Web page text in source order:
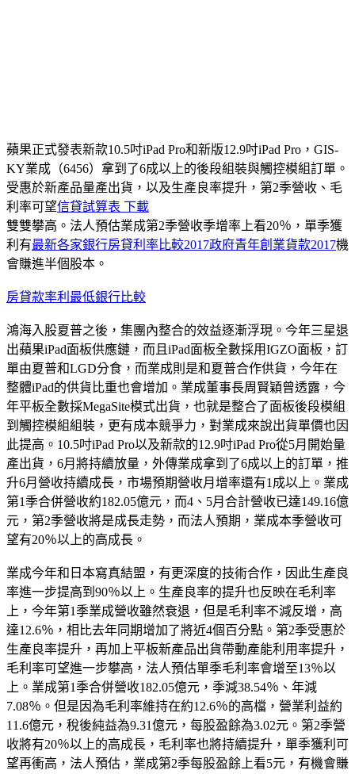
蘋果正式發表新款10.5吋iPad Pro和新版12.9吋iPad Pro，GIS-
KY業成（6456）拿到了6成以上的後段組裝與觸控模組訂單。
受惠於新產品量產出貨，以及生產良率提升，第2季營收、毛
利率可望信貸試算表 下載
雙雙攀高。法人預估業成第2季營收季增率上看20％，單季獲
利有最新各家銀行房貸利率比較2017政府青年創業貨款2017機
會賺進半個股本。
房貸款率利最低銀行比較
鴻海入股夏普之後，集團內整合的效益逐漸浮現。今年三星退
出蘋果iPad面板供應鏈，而且iPad面板全數採用IGZO面板，訂
單由夏普和LGD分食，而業成則是和夏普合作供貨，今年在
整體iPad的供貨比重也會增加。業成董事長周賢穎曾透露，今
年平板全數採MegaSite模式出貨，也就是整合了面板後段模組
到觸控模組組裝，更有成本競爭力，對業成來說出貨單價也因
此提高。10.5吋iPad Pro以及新款的12.9吋iPad Pro從5月開始量
產出貨，6月將持續放量，外傳業成拿到了6成以上的訂單，推
升6月營收持續成長，市場預期營收月增率還有1成以上。業成
第1季合併營收約182.05億元，而4、5月合計營收已達149.16億
元，第2季營收將是成長走勢，而法人預期，業成本季營收可
望有20％以上的高成長。
業成今年和日本寫真結盟，有更深度的技術合作，因此生產良
率進一步提高到90％以上。生產良率的提升也反映在毛利率
上，今年第1季業成營收雖然衰退，但是毛利率不減反增，高
達12.6％，相比去年同期增加了將近4個百分點。第2季受惠於
生產良率提升，再加上平板新產品出貨帶動產能利用率提升，
毛利率可望進一步攀高，法人預估單季毛利率會增至13％以
上。業成第1季合併營收182.05億元，季減38.54％、年減
7.08％。但是因為毛利率維持在約12.6％的高檔，營業利益約
11.6億元，稅後純益為9.31億元，每股盈餘為3.02元。第2季營
收將有20％以上的高成長，毛利率也將持續提升，單季獲利可
望再衝高，法人預估，業成第2季每股盈餘上看5元，有機會賺